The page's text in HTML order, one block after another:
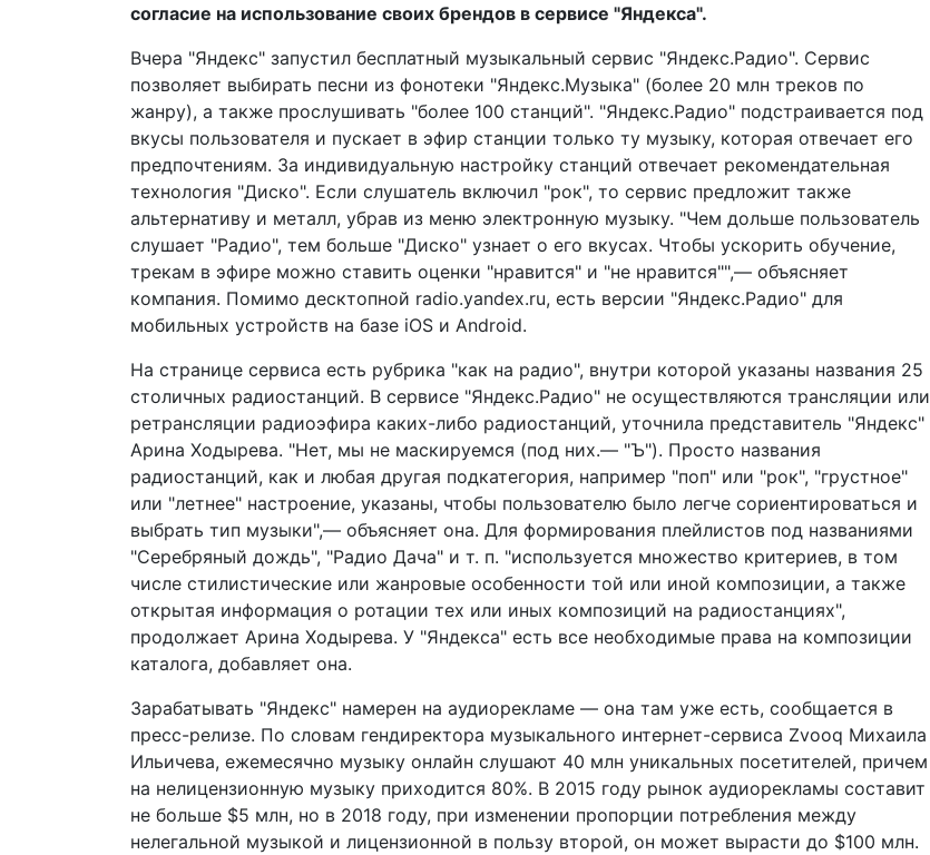
согласие на использование своих брендов в сервисе "Яндекса".
Вчера "Яндекс" запустил бесплатный музыкальный сервис "Яндекс.Радио". Сервис
позволяет выбирать песни из фонотеки "Яндекс.Музыка" (более 20 млн треков по
жанру), а также прослушивать "более 100 станций". "Яндекс.Радио" подстраивается под
вкусы пользователя и пускает в эфир станции только ту музыку, которая отвечает его
предпочтениям. За индивидуальную настройку станций отвечает рекомендательная
технология "Диско". Если слушатель включил "рок", то сервис предложит также
альтернативу и металл, убрав из меню электронную музыку. "Чем дольше пользователь
слушает "Радио", тем больше "Диско" узнает о его вкусах. Чтобы ускорить обучение,
трекам в эфире можно ставить оценки "нравится" и "не нравится"",— объясняет
компания. Помимо десктопной radio.yandex.ru, есть версии "Яндекс.Радио" для
мобильных устройств на базе iOS и Android.
На странице сервиса есть рубрика "как на радио", внутри которой указаны названия 25
столичных радиостанций. В сервисе "Яндекс.Радио" не осуществляются трансляции или
ретрансляции радиоэфира каких-либо радиостанций, уточнила представитель "Яндекс"
Арина Ходырева. "Нет, мы не маскируемся (под них.— "Ъ"). Просто названия
радиостанций, как и любая другая подкатегория, например "поп" или "рок", "грустное"
или "летнее" настроение, указаны, чтобы пользователю было легче сориентироваться и
выбрать тип музыки",— объясняет она. Для формирования плейлистов под названиями
"Серебряный дождь", "Радио Дача" и т. п. "используется множество критериев, в том
числе стилистические или жанровые особенности той или иной композиции, а также
открытая информация о ротации тех или иных композиций на радиостанциях",
продолжает Арина Ходырева. У "Яндекса" есть все необходимые права на композиции
каталога, добавляет она.
Зарабатывать "Яндекс" намерен на аудиорекламе — она там уже есть, сообщается в
пресс-релизе. По словам гендиректора музыкального интернет-сервиса Zvooq Михаила
Ильичева, ежемесячно музыку онлайн слушают 40 млн уникальных посетителей, причем
на нелицензионную музыку приходится 80%. В 2015 году рынок аудиорекламы составит
не больше $5 млн, но в 2018 году, при изменении пропорции потребления между
нелегальной музыкой и лицензионной в пользу второй, он может вырасти до $100 млн.